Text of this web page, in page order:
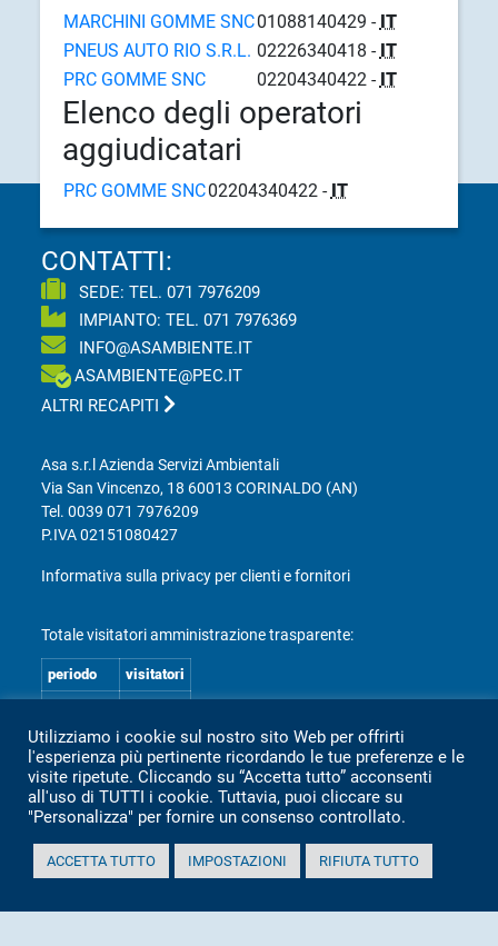
MARCHINI GOMME SNC01088140429 - IT
PNEUS AUTO RIO S.R.L. 02226340418 - IT
PRC GOMME SNC
02204340422 - IT
Elenco degli operatori
aggiudicatari
PRC GOMME SNC02204340422 - IT
CONTATTI:
SEDE: TEL.071 7976209
IMPIANTO: TEL.071 7976369
INFO@ASAMBIENTE.IT
ASAMBIENTE@PEC.IT
ALTRI RECAPITI
Asa s.r.l Azienda Servizi Ambientali
Via San Vincenzo, 18 60013 CORINALDO (AN)
Tel.0039 071 7976209
P.IVA 02151080427
Informativa sulla privacy per clienti e fornitori
Totale visitatori amministrazione trasparente:
periodo
visitatori
anno 2024
2.097
anno 2023
1.803
anno 2022
2.373
anno 2020
1.307
Utilizziamo i cookie sul nostro sito Web per offrirti
l'esperienza più pertinente ricordando le tue preferenze e le
visite ripetute. Cliccando su “Accetta tutto” acconsenti
all'uso di TUTTI i cookie. Tuttavia, puoi cliccare su
"Personalizza" per fornire un consenso controllato.
ACCETTA TUTTO IMPOSTAZIONI RIFIUTA TUTTO